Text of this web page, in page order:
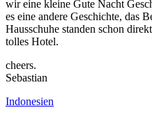
wir eine kleine Gute Nacht
es eine andere Geschichte, das
Hausschuhe standen schon
tolles Hotel.
cheers.
Sebastian
Indonesien